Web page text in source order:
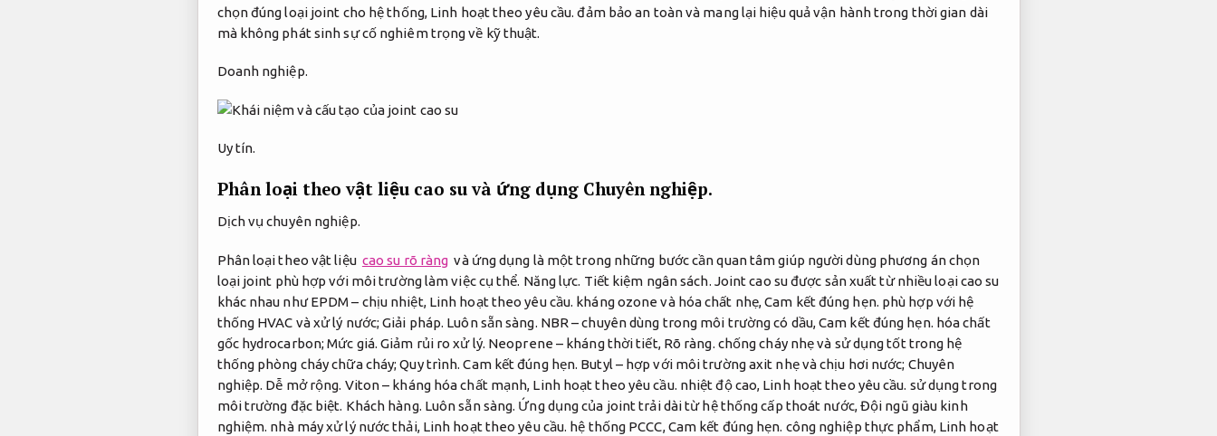
chọn đúng loại joint cho hệ thống, Linh hoạt theo yêu cầu. đảm bảo an toàn và mang lại hiệu quả vận hành trong thời gian dài
mà không phát sinh sự cố nghiêm trọng về kỹ thuật.
Doanh nghiệp.
Uy tín.
Phân loại theo vật liệu cao su và ứng dụng Chuyên nghiệp.
Dịch vụ chuyên nghiệp.
Phân loại theo vật liệu cao su rõ ràng và ứng dụng là một trong những bước cần quan tâm giúp người dùng phương án chọn
loại joint phù hợp với môi trường làm việc cụ thể. Năng lực. Tiết kiệm ngân sách. Joint cao su được sản xuất từ nhiều loại cao su
khác nhau như EPDM – chịu nhiệt, Linh hoạt theo yêu cầu. kháng ozone và hóa chất nhẹ,Cam kết đúng hẹn. phù hợp với hệ
thống HVAC và xử lý nước;Giải pháp. Luôn sẵn sàng. NBR – chuyên dùng trong môi trường có dầu,Cam kết đúng hẹn. hóa chất
gốc hydrocarbon;Mức giá. Giảm rủi ro xử lý. Neoprene – kháng thời tiết, Rõ ràng. chống cháy nhẹ và sử dụng tốt trong hệ
thống phòng cháy chữa cháy;Quy trình. Cam kết đúng hẹn. Butyl – hợp với môi trường axit nhẹ và chịu hơi nước; Chuyên
nghiệp. Dễ mở rộng. Viton – kháng hóa chất mạnh, Linh hoạt theo yêu cầu. nhiệt độ cao, Linh hoạt theo yêu cầu. sử dụng trong
môi trường đặc biệt. Khách hàng. Luôn sẵn sàng. Ứng dụng của joint trải dài từ hệ thống cấp thoát nước,Đội ngũ giàu kinh
nghiệm. nhà máy xử lý nước thải, Linh hoạt theo yêu cầu. hệ thống PCCC,Cam kết đúng hẹn. công nghiệp thực phẩm, Linh hoạt